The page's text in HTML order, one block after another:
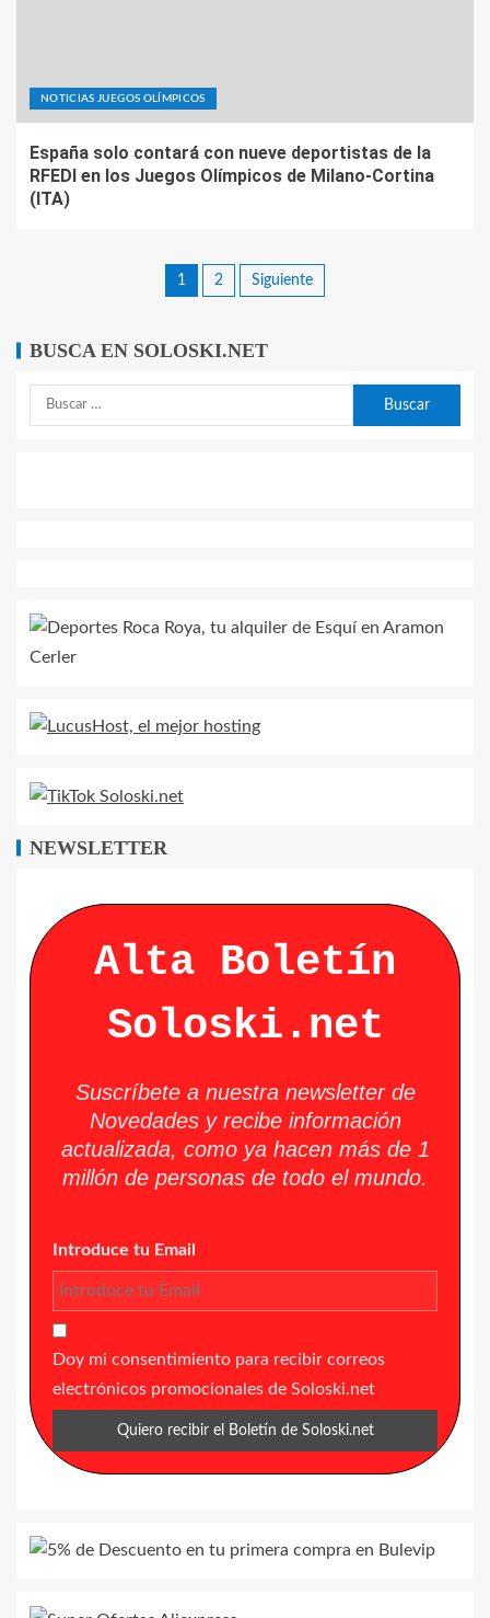
NOTICIAS JUEGOS OLÍMPICOS
España solo contará con nueve deportistas de la
RFEDI en los Juegos Olímpicos de Milano-Cortina
(ITA)
1 2 Siguiente
BUSCA EN SOLOSKI.NET
NEWSLETTER
Alta Boletín
Soloski.net
Suscríbete a nuestra newsletter de
Novedades y recibe información
actualizada, como ya hacen más de 1
millón de personas de todo el mundo.
Introduce tu Email
Doy mi consentimiento para recibir correos
electrónicos promocionales de Soloski.net